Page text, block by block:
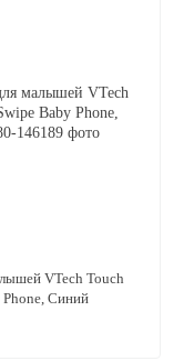
VTech Touch
Синий